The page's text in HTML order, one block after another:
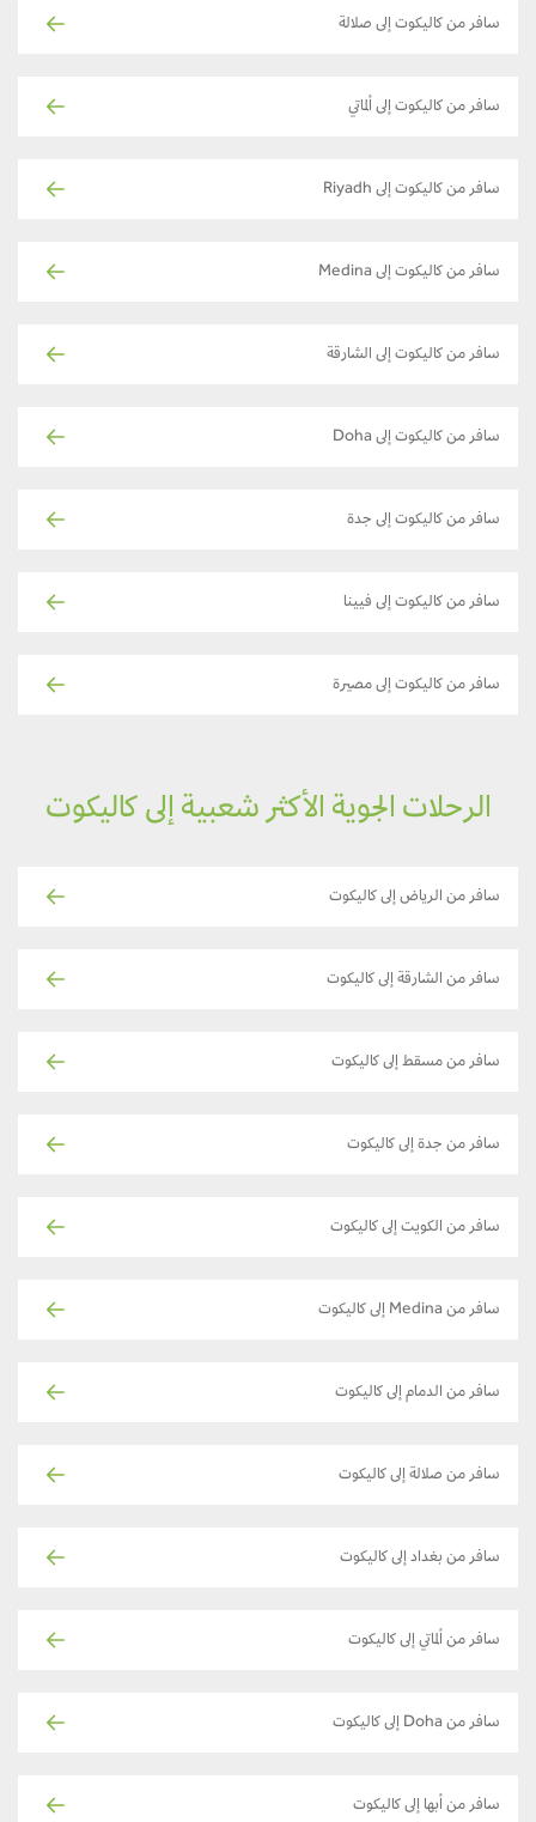
سافر من كاليكوت إلى صلالة
سافر من كاليكوت إلى ألماتي
سافر من كاليكوت إلى Riyadh
سافر من كاليكوت إلى Medina
سافر من كاليكوت إلى الشارقة
سافر من كاليكوت إلى Doha
سافر من كاليكوت إلى جدة
سافر من كاليكوت إلى فيينا
سافر من كاليكوت إلى مصيرة
الرحلات الجوية الأكثر شعبية إلى كاليكوت
سافر من الرياض إلى كاليكوت
سافر من الشارقة إلى كاليكوت
سافر من مسقط إلى كاليكوت
سافر من جدة إلى كاليكوت
سافر من الكويت إلى كاليكوت
سافر من Medina إلى كاليكوت
سافر من الدمام إلى كاليكوت
سافر من صلالة إلى كاليكوت
سافر من بغداد إلى كاليكوت
سافر من ألماتي إلى كاليكوت
سافر من Doha إلى كاليكوت
سافر من أبها إلى كاليكوت